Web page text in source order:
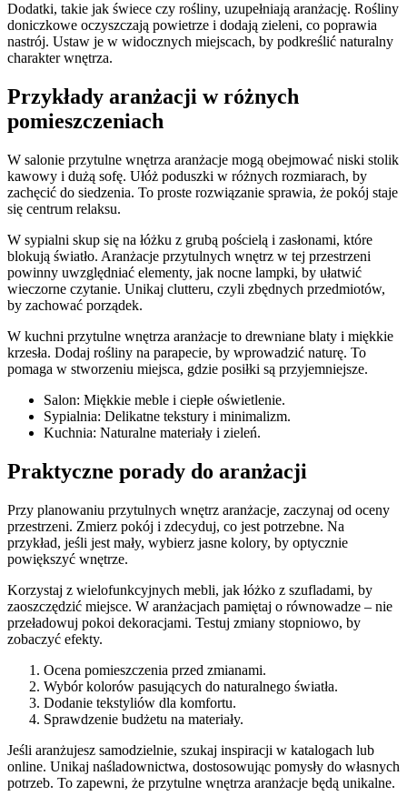
Dodatki, takie jak świece czy rośliny, uzupełniają aranżację. Rośliny
doniczkowe oczyszczają powietrze i dodają zieleni, co poprawia
nastrój. Ustaw je w widocznych miejscach, by podkreślić naturalny
charakter wnętrza.
Przykłady aranżacji w różnych
pomieszczeniach
W salonie przytulne wnętrza aranżacje mogą obejmować niski stolik
kawowy i dużą sofę. Ułóż poduszki w różnych rozmiarach, by
zachęcić do siedzenia. To proste rozwiązanie sprawia, że pokój staje
się centrum relaksu.
W sypialni skup się na łóżku z grubą pościelą i zasłonami, które
blokują światło. Aranżacje przytulnych wnętrz w tej przestrzeni
powinny uwzględniać elementy, jak nocne lampki, by ułatwić
wieczorne czytanie. Unikaj clutteru, czyli zbędnych przedmiotów,
by zachować porządek.
W kuchni przytulne wnętrza aranżacje to drewniane blaty i miękkie
krzesła. Dodaj rośliny na parapecie, by wprowadzić naturę. To
pomaga w stworzeniu miejsca, gdzie posiłki są przyjemniejsze.
Salon: Miękkie meble i ciepłe oświetlenie.
Sypialnia: Delikatne tekstury i minimalizm.
Kuchnia: Naturalne materiały i zieleń.
Praktyczne porady do aranżacji
Przy planowaniu przytulnych wnętrz aranżacje, zaczynaj od oceny
przestrzeni. Zmierz pokój i zdecyduj, co jest potrzebne. Na
przykład, jeśli jest mały, wybierz jasne kolory, by optycznie
powiększyć wnętrze.
Korzystaj z wielofunkcyjnych mebli, jak łóżko z szufladami, by
zaoszczędzić miejsce. W aranżacjach pamiętaj o równowadze – nie
przeładowuj pokoi dekoracjami. Testuj zmiany stopniowo, by
zobaczyć efekty.
Ocena pomieszczenia przed zmianami.
Wybór kolorów pasujących do naturalnego światła.
Dodanie tekstyliów dla komfortu.
Sprawdzenie budżetu na materiały.
Jeśli aranżujesz samodzielnie, szukaj inspiracji w katalogach lub
online. Unikaj naśladownictwa, dostosowując pomysły do własnych
potrzeb. To zapewni, że przytulne wnętrza aranżacje będą unikalne.